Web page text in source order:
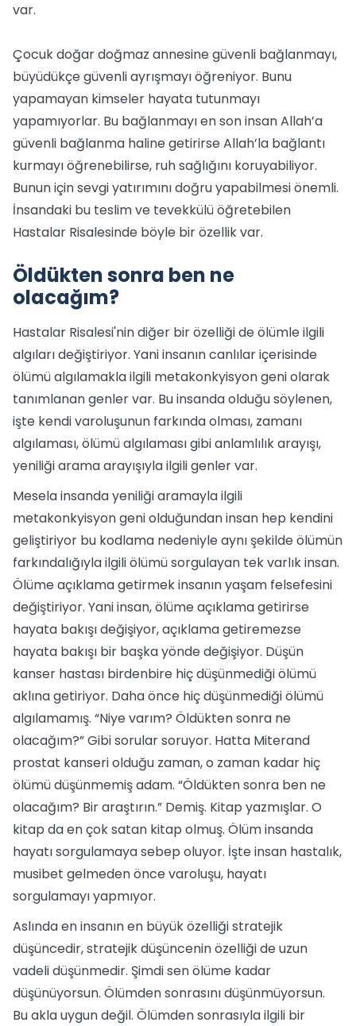
var.
Çocuk doğar doğmaz annesine güvenli bağlanmayı,
büyüdükçe güvenli ayrışmayı öğreniyor. Bunu
yapamayan kimseler hayata tutunmayı
yapamıyorlar. Bu bağlanmayı en son insan Allah’a
güvenli bağlanma haline getirirse Allah’la bağlantı
kurmayı öğrenebilirse, ruh sağlığını koruyabiliyor.
Bunun için sevgi yatırımını doğru yapabilmesi önemli.
İnsandaki bu teslim ve tevekkülü öğretebilen
Hastalar Risalesinde böyle bir özellik var.
Öldükten sonra ben ne
olacağım?
Hastalar Risalesi'nin diğer bir özelliği de ölümle ilgili
algıları değiştiriyor. Yani insanın canlılar içerisinde
ölümü algılamakla ilgili metakonkyisyon geni olarak
tanımlanan genler var. Bu insanda olduğu söylenen,
işte kendi varoluşunun farkında olması, zamanı
algılaması, ölümü algılaması gibi anlamlılık arayışı,
yeniliği arama arayışıyla ilgili genler var.
Mesela insanda yeniliği aramayla ilgili
metakonkyisyon geni olduğundan insan hep kendini
geliştiriyor bu kodlama nedeniyle aynı şekilde ölümün
farkındalığıyla ilgili ölümü sorgulayan tek varlık insan.
Ölüme açıklama getirmek insanın yaşam felsefesini
değiştiriyor. Yani insan, ölüme açıklama getirirse
hayata bakışı değişiyor, açıklama getiremezse
hayata bakışı bir başka yönde değişiyor. Düşün
kanser hastası birdenbire hiç düşünmediği ölümü
aklına getiriyor. Daha önce hiç düşünmediği ölümü
algılamamış. “Niye varım? Öldükten sonra ne
olacağım?” Gibi sorular soruyor. Hatta Miterand
prostat kanseri olduğu zaman, o zaman kadar hiç
ölümü düşünmemiş adam. “Öldükten sonra ben ne
olacağım? Bir araştırın.” Demiş. Kitap yazmışlar. O
kitap da en çok satan kitap olmuş. Ölüm insanda
hayatı sorgulamaya sebep oluyor. İşte insan hastalık,
musibet gelmeden önce varoluşu, hayatı
sorgulamayı yapmıyor.
Aslında en insanın en büyük özelliği stratejik
düşüncedir, stratejik düşüncenin özelliği de uzun
vadeli düşünmedir. Şimdi sen ölüme kadar
düşünüyorsun. Ölümden sonrasını düşünmüyorsun.
Bu akla uygun değil. Ölümden sonrasıyla ilgili bir